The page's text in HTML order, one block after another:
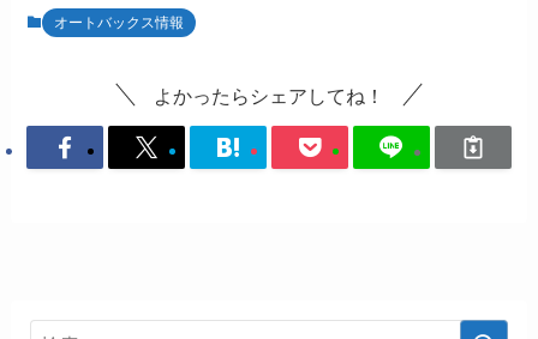
オートバックス情報
よかったらシェアしてね！